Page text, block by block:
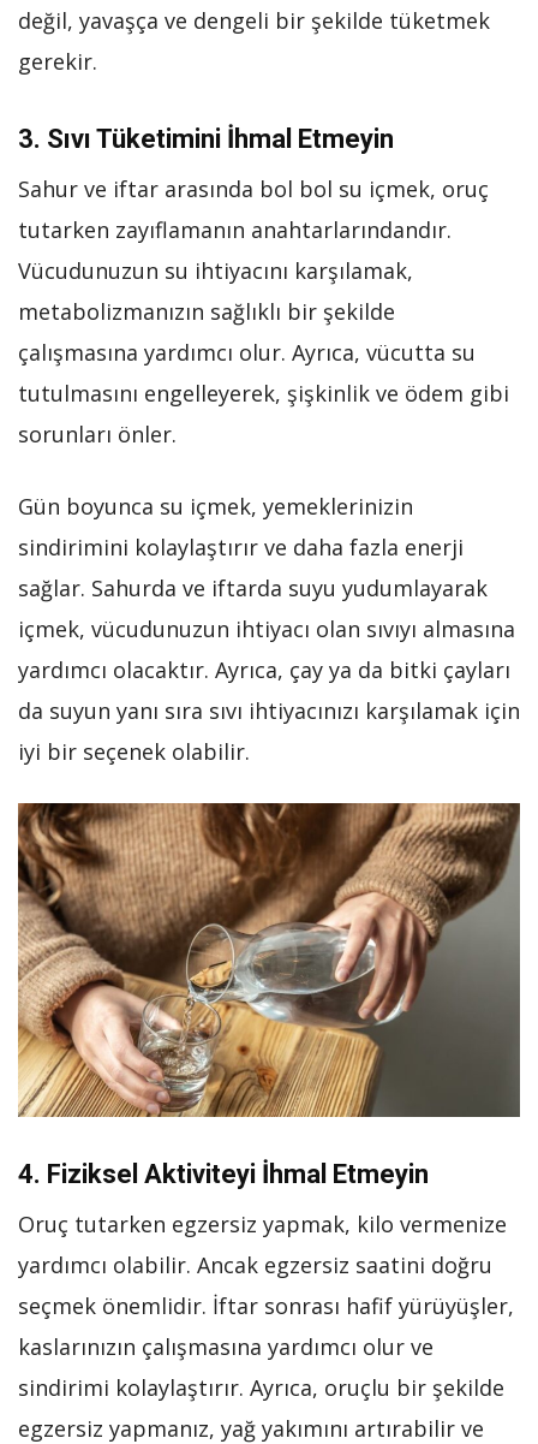
değil, yavaşça ve dengeli bir şekilde tüketmek
gerekir.
3. Sıvı Tüketimini İhmal Etmeyin
Sahur ve iftar arasında bol bol su içmek, oruç
tutarken zayıflamanın anahtarlarındandır.
Vücudunuzun su ihtiyacını karşılamak,
metabolizmanızın sağlıklı bir şekilde
çalışmasına yardımcı olur. Ayrıca, vücutta su
tutulmasını engelleyerek, şişkinlik ve ödem gibi
sorunları önler.
Gün boyunca su içmek, yemeklerinizin
sindirimini kolaylaştırır ve daha fazla enerji
sağlar. Sahurda ve iftarda suyu yudumlayarak
içmek, vücudunuzun ihtiyacı olan sıvıyı almasına
yardımcı olacaktır. Ayrıca, çay ya da bitki çayları
da suyun yanı sıra sıvı ihtiyacınızı karşılamak için
iyi bir seçenek olabilir.
4. Fiziksel Aktiviteyi İhmal Etmeyin
Oruç tutarken egzersiz yapmak, kilo vermenize
yardımcı olabilir. Ancak egzersiz saatini doğru
seçmek önemlidir. İftar sonrası hafif yürüyüşler,
kaslarınızın çalışmasına yardımcı olur ve
sindirimi kolaylaştırır. Ayrıca, oruçlu bir şekilde
egzersiz yapmanız, yağ yakımını artırabilir ve